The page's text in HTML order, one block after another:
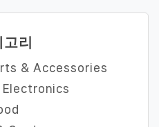
고리
& Accessories
Electronics